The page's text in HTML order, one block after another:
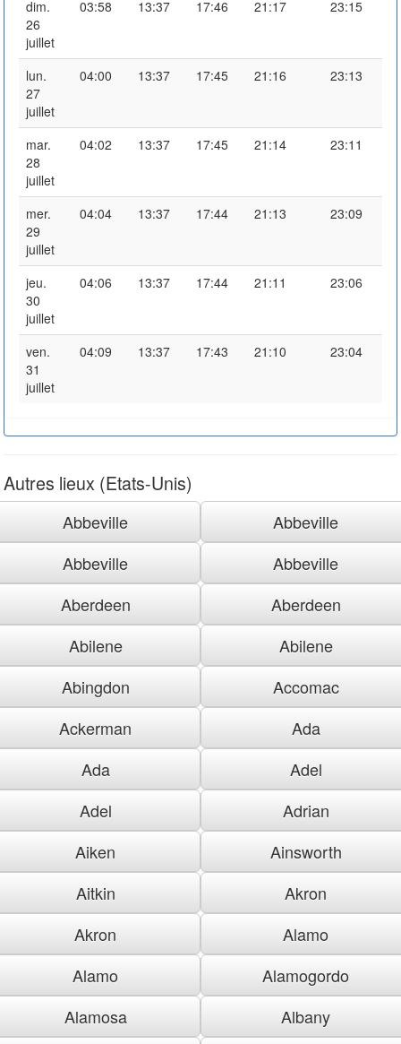
dim.
26
juillet
03:58 13:37 17:46 21:17 23:15
lun.
27
juillet
04:00 13:37 17:45 21:16 23:13
mar.
28
juillet
04:02 13:37 17:45 21:14 23:11
mer.
29
juillet
04:04 13:37 17:44 21:13 23:09
jeu.
30
juillet
04:06 13:37 17:44 21:11 23:06
ven.
31
juillet
04:09 13:37 17:43 21:10 23:04
Autres lieux (Etats-Unis)
Abbeville
Abbeville
Abbeville
Abbeville
Aberdeen
Aberdeen
Abilene
Abilene
Abingdon
Accomac
Ackerman
Ada
Ada
Adel
Adel
Adrian
Aiken
Ainsworth
Aitkin
Akron
Akron
Alamo
Alamo
Alamogordo
Alamosa
Albany